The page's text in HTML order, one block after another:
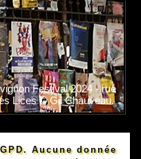
Festival 2024 - rue
Lices © Gil Chauveau.
Aucune donnée